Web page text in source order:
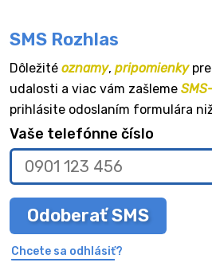
SMS Rozhlas
Dôležité oznamy, pripomienkypre
udalosti a viac vám zašleme
prihlásite odoslaním formulára
Vaše telefónne číslo
Odoberať SMS
Chcete sa odhlásiť?